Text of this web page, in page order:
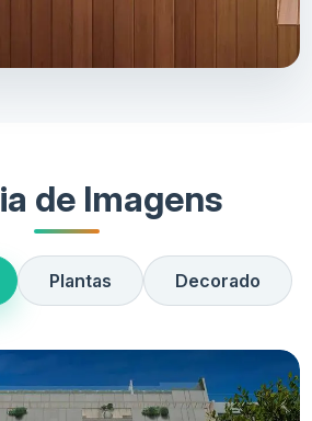
de Imagens
Plantas Decorado